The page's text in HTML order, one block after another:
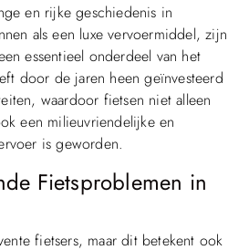
en rijke geschiedenis in
als een luxe vervoermiddel, zijn
essentieel onderdeel van het
door de jaren heen geïnvesteerd
waardoor fietsen niet alleen
een milieuvriendelijke en
is geworden.
Fietsproblemen in
fietsers, maar dit betekent ook